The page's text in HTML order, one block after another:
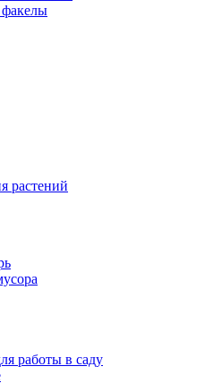
растений
работы в саду